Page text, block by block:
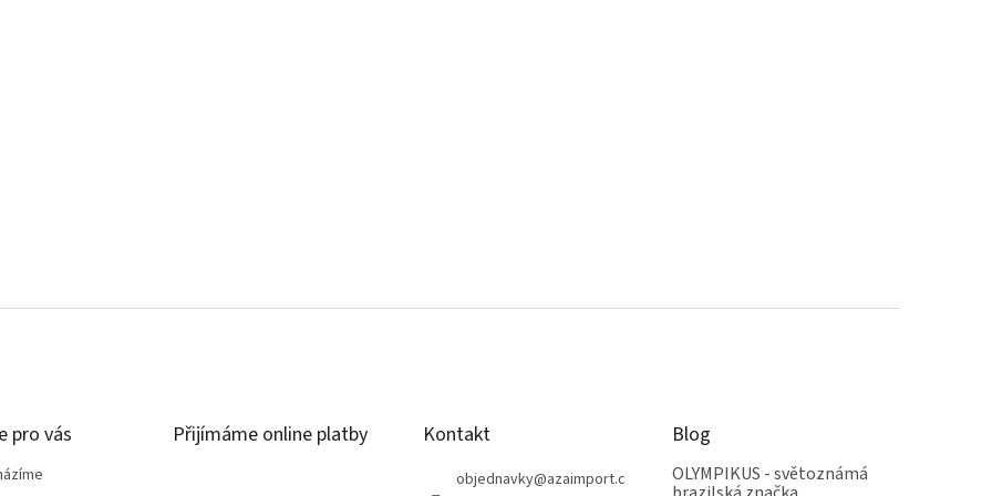
pro vás Přijímáme online platby Kontakt
objednavky@azaimport.c
Blog
OLYMPIKUS - světoznámá